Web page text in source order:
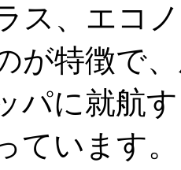
ス、エコ
が特徴で
パに就航
ています。